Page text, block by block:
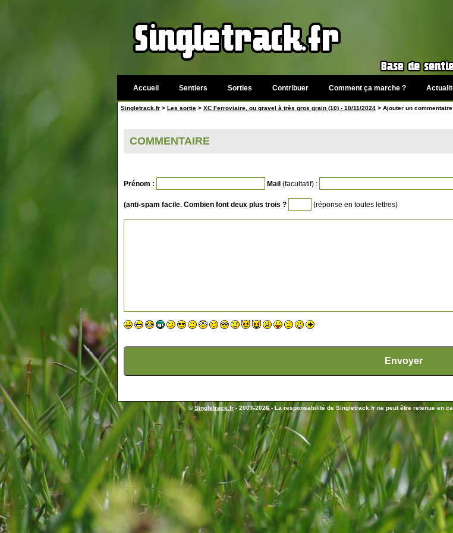
Accueil Sentiers Sorties Contribuer Comment ça marche ?
Singletrack.fr > Les sortie > XC Ferroviaire, ou gravel à très gros grain (10) - 10/11/2024 > Ajouter un commentaire
COMMENTAIRE
Prénom : Mail (facultatif) :
(anti-spam facile. Combien font deux plus trois ? (réponse en toutes lettres)
©Singletrack.fr- 2007-2026 - La responsabilité de Singletrack.fr ne peut être retenue en